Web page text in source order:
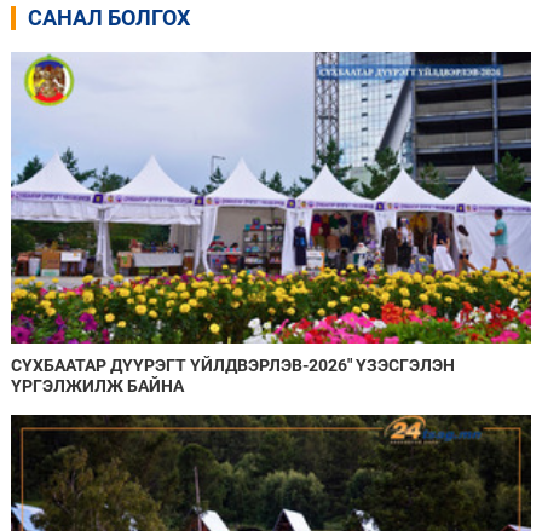
САНАЛ БОЛГОХ
СҮХБААТАР ДҮҮРЭГТ ҮЙЛДВЭРЛЭВ-2026" ҮЗЭСГЭЛЭН
ҮРГЭЛЖИЛЖ БАЙНА